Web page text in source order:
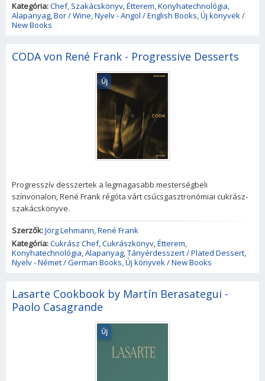
Kategória:Chef, Szakácskönyv,Étterem,Konyhatechnológia,
Alapanyag,Bor / Wine,Nyelv - Angol / English Books,Új könyvek /
New Books
CODA von René Frank - Progressive Desserts
Új
Progresszív desszertek a legmagasabb mesterségbeli
színvonalon, René Frank régóta várt csúcsgasztronómiai cukrász-
szakácskönyve.
Szerzők:Jörg Lehmann,René Frank
Kategória:Cukrász Chef,Cukrászkönyv,Étterem,
Konyhatechnológia,Alapanyag,Tányérdesszert / Plated Dessert,
Nyelv - Német / German Books,Új könyvek / New Books
Lasarte Cookbook by Martín Berasategui -
Paolo Casagrande
Új